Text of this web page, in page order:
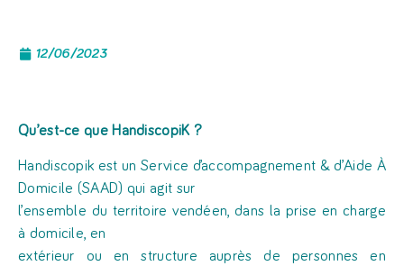
12/06/2023
Qu’est-ce que HandiscopiK ?
Handiscopik est un Service d’accompagnement & d’Aide À
Domicile (SAAD) qui agit sur
l’ensemble du territoire vendéen, dans la prise en charge
à domicile, en
extérieur ou en structure auprès de personnes en